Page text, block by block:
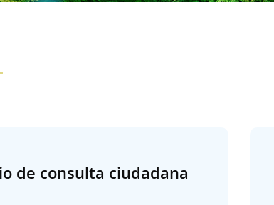
de consulta ciudadana